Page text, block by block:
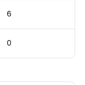
6
0